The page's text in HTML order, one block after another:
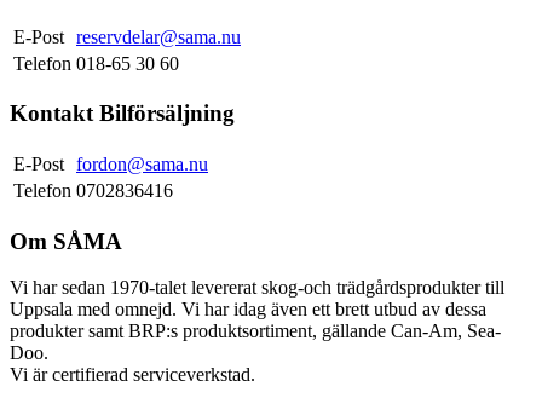
E-Post reservdelar@sama.nu
Telefon 018-65 30 60
Kontakt Bilförsäljning
E-Post fordon@sama.nu
Telefon 0702836416
Om SÅMA
Vi har sedan 1970-talet levererat skog-och trädgårdsprodukter till
Uppsala med omnejd. Vi har idag även ett brett utbud av dessa
produkter samt BRP:s produktsortiment, gällande Can-Am, Sea-
Doo.
Vi är certifierad serviceverkstad.